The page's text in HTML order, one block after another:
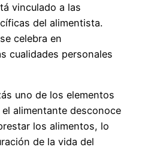
vinculado a las
del alimentista.
celebra en
cualidades personales
uno de los elementos
alimentante desconoce
los alimentos, lo
de la vida del